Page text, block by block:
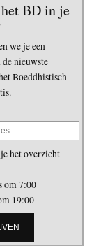
BD in je
we je een
nieuwste
Boeddhistisch
het overzicht
om 7:00
19:00